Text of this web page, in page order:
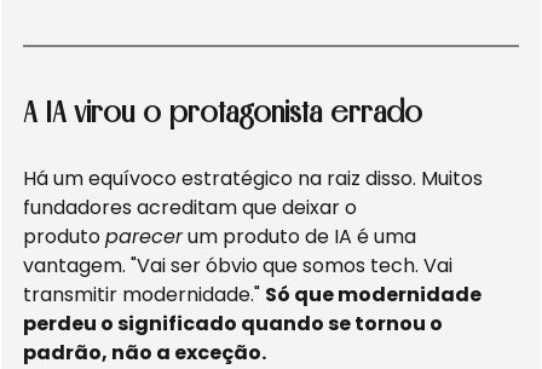
A IA virou o protagonista errado
Há um equívoco estratégico na raiz disso. Muitos
fundadores acreditam que deixar o
produto parecer um produto de IA é uma
vantagem. "Vai ser óbvio que somos tech. Vai
transmitir modernidade." Só que modernidade
perdeu o significado quando se tornou o
padrão, não a exceção.